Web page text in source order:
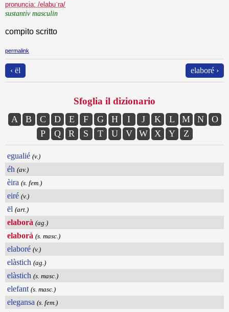
pronuncia: /elabuˈra/
sustantiv masculin
compito scritto
permalink
‹ ël elaboré ›
Sfoglia il dizionario
A B C D E F G H I J K L M N
O
P
Q R S T U V W X Y Z
egualié (v.)
éh (av.)
èira (s. fem.)
eiré (v.)
ël (art.)
elaborà (ag.)
elaborà (s. masc.)
elaboré (v.)
elàstich (ag.)
elàstich (s. masc.)
elefant (s. masc.)
elegansa (s. fem.)